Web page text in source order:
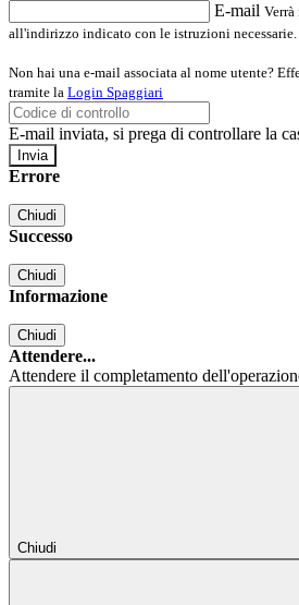
E-mail
all'indirizzo indicato con le istruzioni necessarie.
Non hai una e-mail associata al nome utente?
tramite la Login Spaggiari
E-mail inviata, si prega di controllare la
Errore
Chiudi
Successo
Chiudi
Informazione
Chiudi
Attendere...
Attendere il completamento
Chiudi